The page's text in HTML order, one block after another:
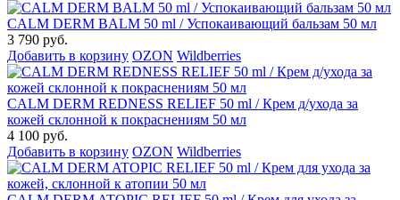
CALM DERM BALM 50 ml / Успокаивающий бальзам 50 мл
3 790 руб.
Добавить в корзину OZON Wildberries
CALM DERM REDNESS RELIEF 50 ml / Крем д/ухода за
кожей склонной к покраснениям 50 мл
4 100 руб.
Добавить в корзину OZON Wildberries